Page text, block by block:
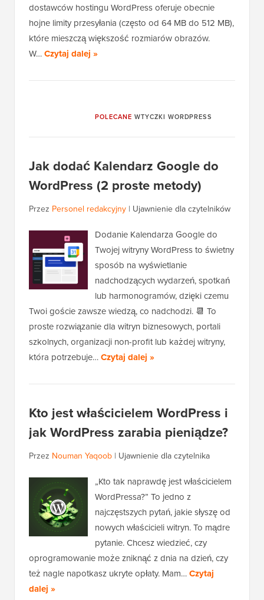
dostawców hostingu WordPress oferuje obecnie
hojne limity przesyłania (często od 64 MB do 512 MB),
które mieszczą większość rozmiarów obrazów.
W…Czytaj dalej »
POLECANE WTYCZKI WORDPRESS
Jak dodać Kalendarz Google do
WordPress (2 proste metody)
Przez Personel redakcyjny | Ujawnienie dla czytelników
Dodanie Kalendarza Google do
Twojej witryny WordPress to świetny
sposób na wyświetlanie
nadchodzących wydarzeń, spotkań
lub harmonogramów, dzięki czemu
Twoi goście zawsze wiedzą, co nadchodzi. 📆 To
proste rozwiązanie dla witryn biznesowych, portali
szkolnych, organizacji non-profit lub każdej witryny,
która potrzebuje…Czytaj dalej »
Kto jest właścicielem WordPress i
jak WordPress zarabia pieniądze?
Przez Nouman Yaqoob | Ujawnienie dla czytelnika
„Kto tak naprawdę jest właścicielem
WordPressa?” To jedno z
najczęstszych pytań, jakie słyszę od
nowych właścicieli witryn. To mądre
pytanie. Chcesz wiedzieć, czy
oprogramowanie może zniknąć z dnia na dzień, czy
też nagle napotkasz ukryte opłaty. Mam…Czytaj
dalej »